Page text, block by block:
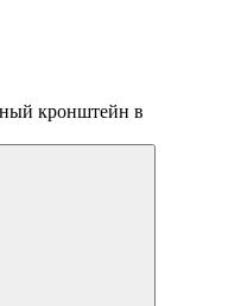
кронштейн в